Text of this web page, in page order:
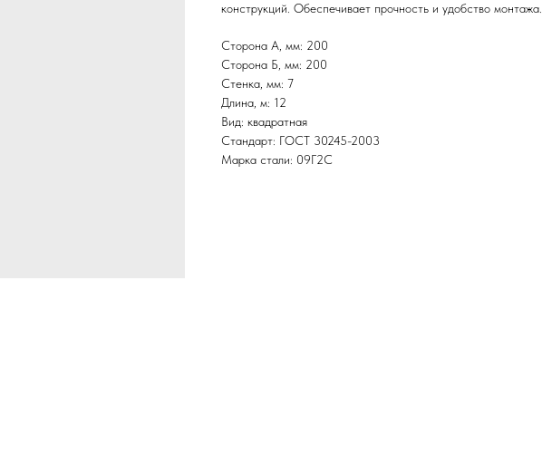
конструкций. Обеспечивает прочность и удобство монтажа.
Сторона А, мм: 200
Сторона Б, мм: 200
Стенка, мм: 7
Длина, м: 12
Вид: квадратная
Стандарт: ГОСТ 30245-2003
Марка стали: 09Г2С